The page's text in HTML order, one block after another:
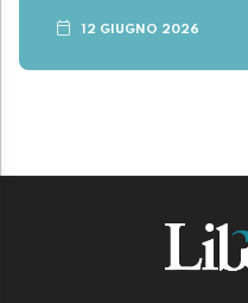
12 GIUGNO 2026